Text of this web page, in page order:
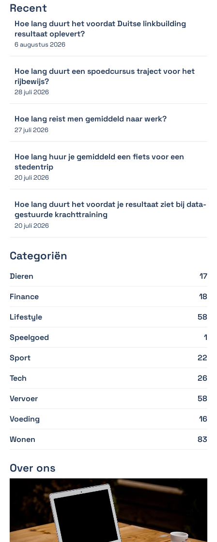
Recent
Hoe lang duurt het voordat Duitse linkbuilding
resultaat oplevert?
6 augustus 2026
Hoe lang duurt een spoedcursus traject voor het
rijbewijs?
28 juli 2026
Hoe lang reist men gemiddeld naar werk?
27 juli 2026
Hoe lang huur je gemiddeld een fiets voor een
stedentrip
20 juli 2026
Hoe lang duurt het voordat je resultaat ziet bij data-
gestuurde krachttraining
20 juli 2026
Categoriën
Dieren
17
Finance
18
Lifestyle
58
Speelgoed
1
Sport
22
Tech
26
Vervoer
58
Voeding
16
Wonen
83
Over ons